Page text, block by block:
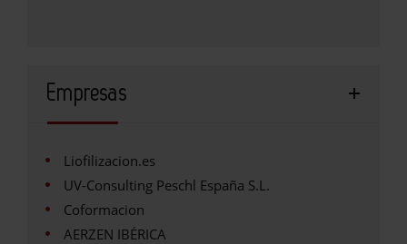
Empresas
Liofilizacion.es
UV-Consulting Peschl España S.L.
Coformacion
AERZEN IBÉRICA